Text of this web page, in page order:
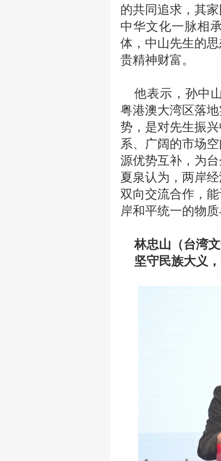
的共同追求，其
中华文化一脉相
体，中山先生的
贵精神财富。
他表示，孙中
粤港澳大湾区落
势，是对先生振
系、广阔的市场
源优势互补，为
夏泉认为，两岸
双向交流合作，
岸和平统一的物
林忠山（台湾
坚守民族大义